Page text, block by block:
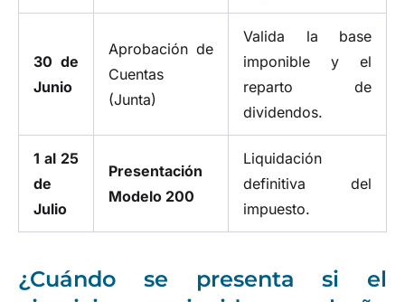
30 de
Junio
Aprobación de
Cuentas
(Junta)
Valida la base
imponible y el
reparto de
dividendos.
1 al 25
de
Julio
Presentación
Modelo 200
Liquidación
definitiva del
impuesto.
¿Cuándo se presenta si el